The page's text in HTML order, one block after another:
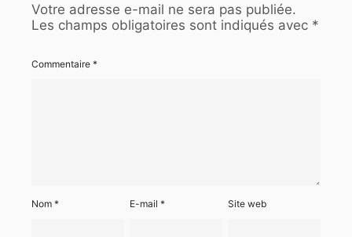
Votre adresse e-mail ne sera pas publiée.
Les champs obligatoires sont indiqués avec *
Commentaire *
Nom * E-mail* Site web